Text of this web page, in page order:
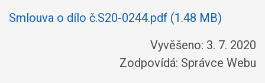
Smlouva o dílo č.S20-0244.pdf (1.48 MB)
Vyvěšeno: 3. 7. 2020
Zodpovídá: Správce Webu